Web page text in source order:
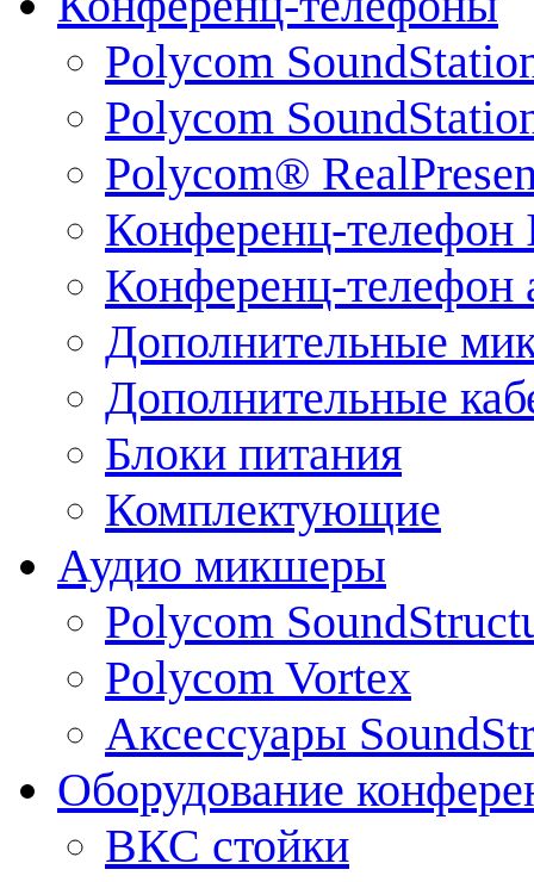
Polycom
Polycom
Polycom®
Конференц-телефон
Конференц-телефон
Дополнительные
Дополнительные
Блоки питания
Комплектующие
Аудио микшеры
Polycom
Polycom Vortex
Аксессуары
Оборудование
ВКС стойки